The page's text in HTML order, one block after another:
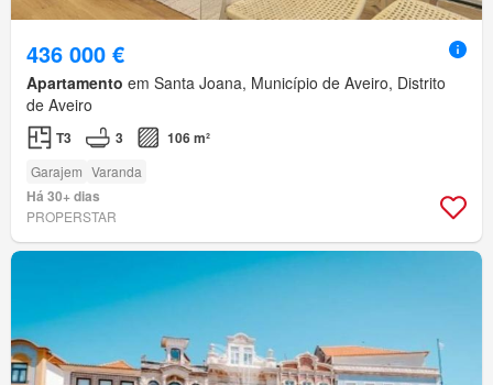
436 000 €
Apartamento em Santa Joana, Município de Aveiro, Distrito
de Aveiro
T3 3 106 m²
Garajem Varanda
Há 30+ dias
PROPERSTAR